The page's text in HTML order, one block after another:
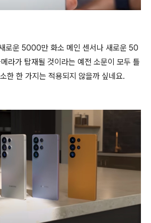
로운 5000만 화소 메인 센서나 새로운 50
라가 탑재될 것이라는 예전 소문이 모두 틀
한 한 가지는 적용되지 않을까 싶네요.